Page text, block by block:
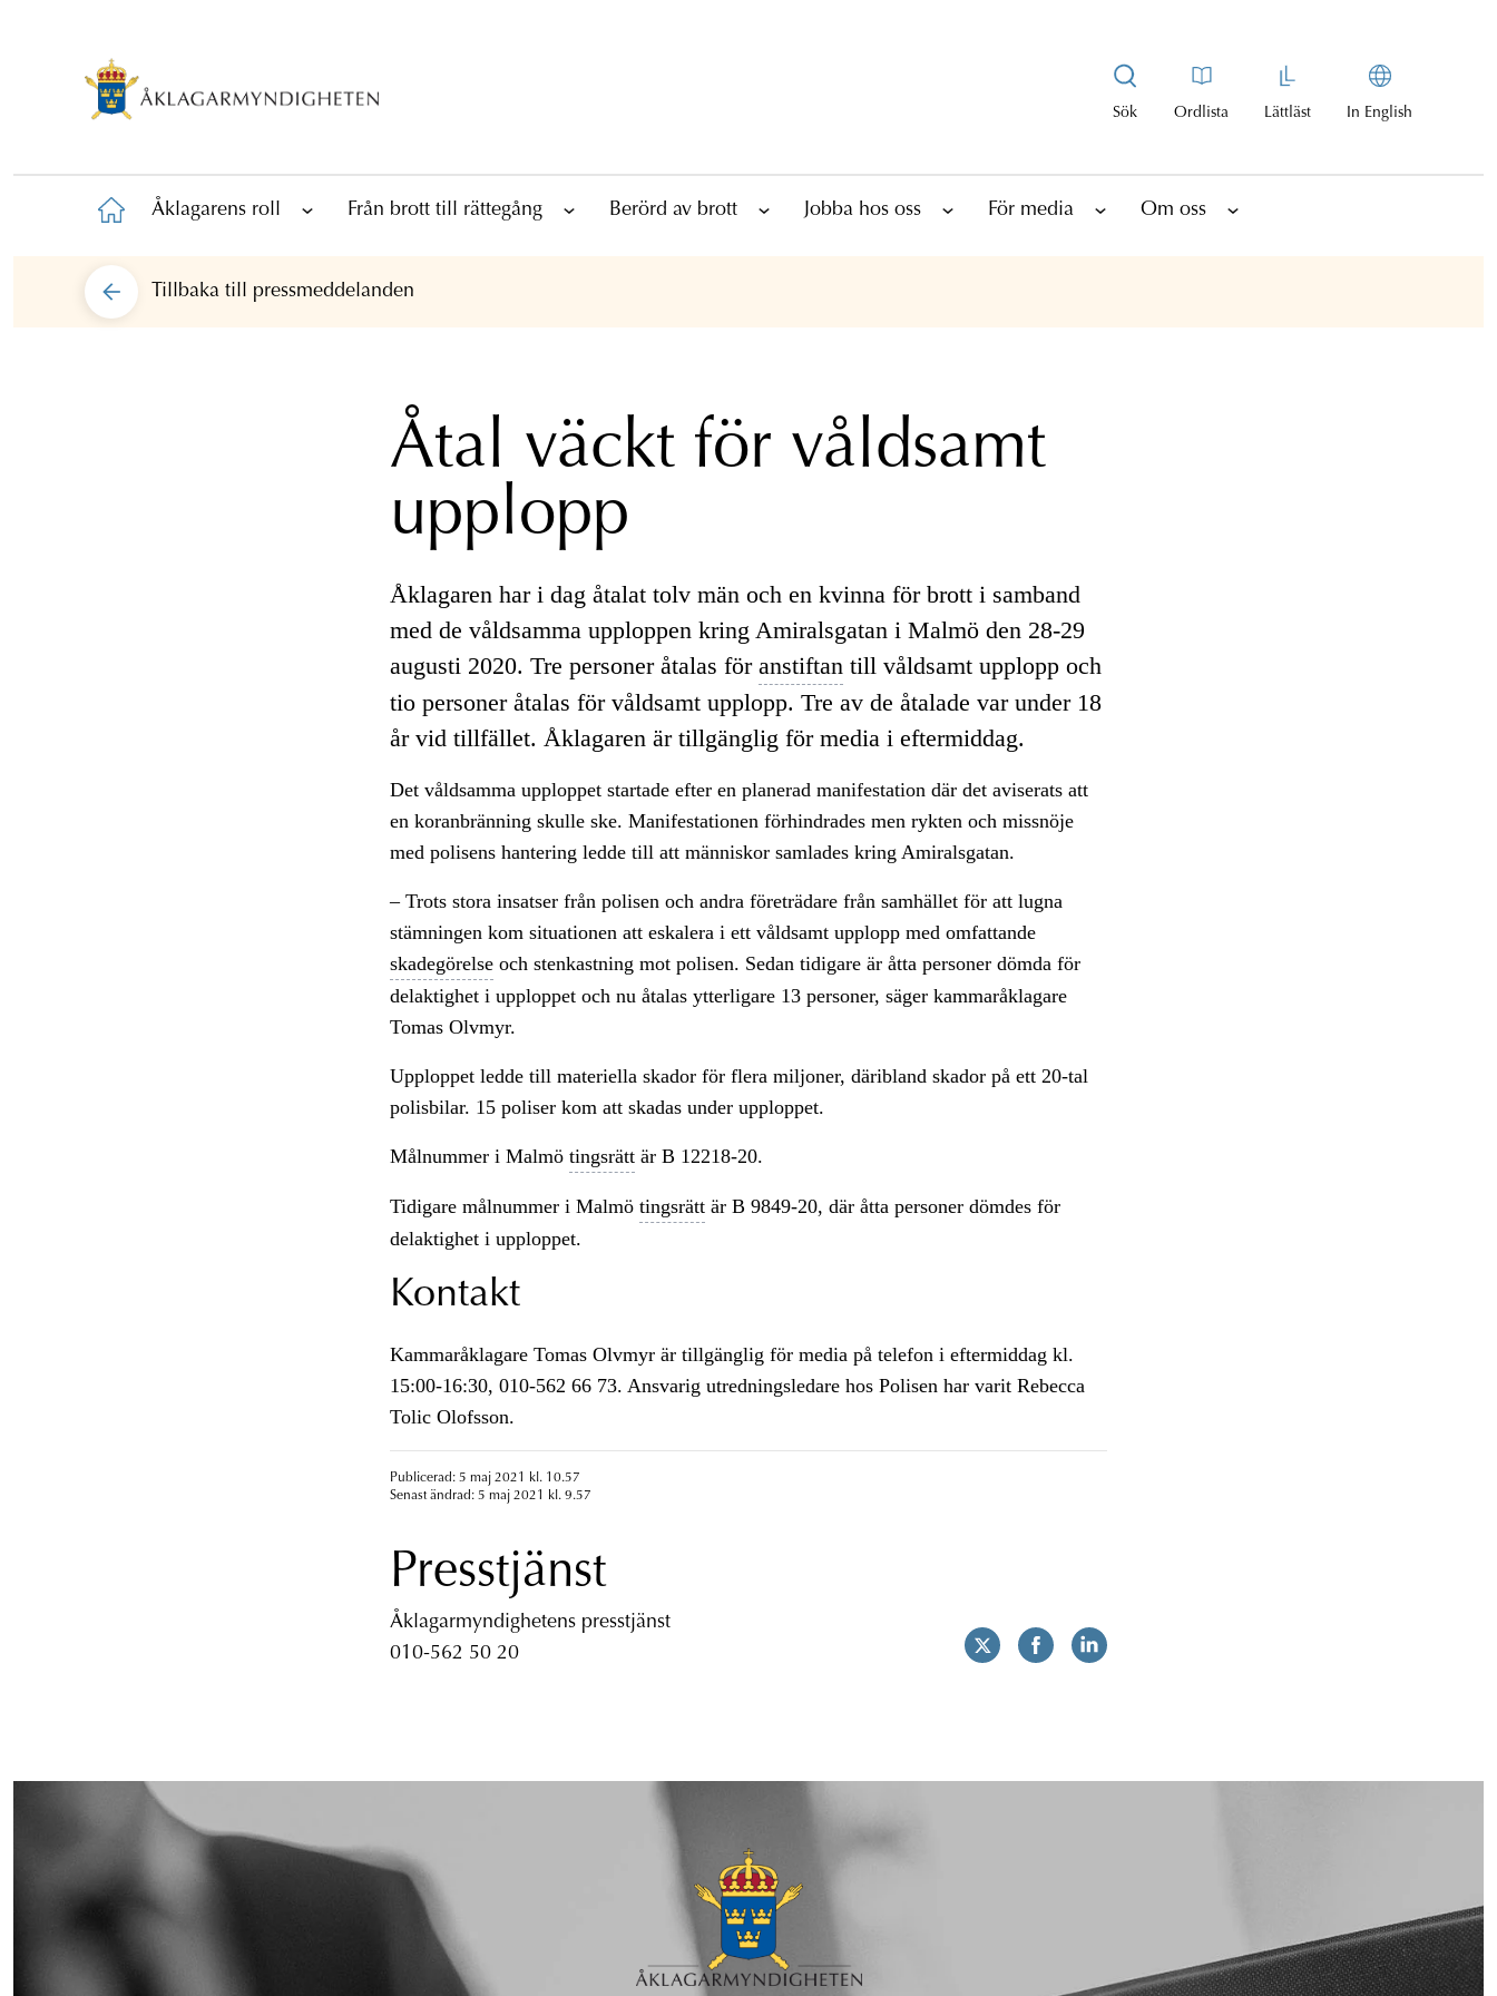
Sök Ordlista Lättläst In English
Åklagarens roll Från brott till rättegång Berörd av brott Jobba hos oss För media Om oss
Tillbaka till pressmeddelanden
Åtal väckt för våldsamt
upplopp
Åklagaren har i dag åtalat tolv män och en kvinna för brott i samband
med de våldsamma upploppen kring Amiralsgatan i Malmö den 28-29
augusti 2020. Tre personer åtalas för anstiftan till våldsamt upplopp och
tio personer åtalas för våldsamt upplopp. Tre av de åtalade var under 18
år vid tillfället. Åklagaren är tillgänglig för media i eftermiddag.
Det våldsamma upploppet startade efter en planerad manifestation där det aviserats att
en koranbränning skulle ske. Manifestationen förhindrades men rykten och missnöje
med polisens hantering ledde till att människor samlades kring Amiralsgatan.
– Trots stora insatser från polisen och andra företrädare från samhället för att lugna
stämningen kom situationen att eskalera i ett våldsamt upplopp med omfattande
skadegörelseoch stenkastning mot polisen. Sedan tidigare är åtta personer dömda för
delaktighet i upploppet och nu åtalas ytterligare 13 personer, säger kammaråklagare
Tomas Olvmyr.
Upploppet ledde till materiella skador för flera miljoner, däribland skador på ett 20-tal
polisbilar. 15 poliser kom att skadas under upploppet.
Målnummer i Malmö tingsrättär B 12218-20.
Tidigare målnummer i Malmö tingsrättär B 9849-20, där åtta personer dömdes för
delaktighet i upploppet.
Kontakt
Kammaråklagare Tomas Olvmyr är tillgänglig för media på telefon i eftermiddag kl.
15:00-16:30, 010-562 66 73. Ansvarig utredningsledare hos Polisen har varit Rebecca
Tolic Olofsson.
Publicerad: 5 maj 2021 kl. 10.57
Senast ändrad: 5 maj 2021 kl. 9.57
Presstjänst
Åklagarmyndighetens presstjänst
010-562 50 20